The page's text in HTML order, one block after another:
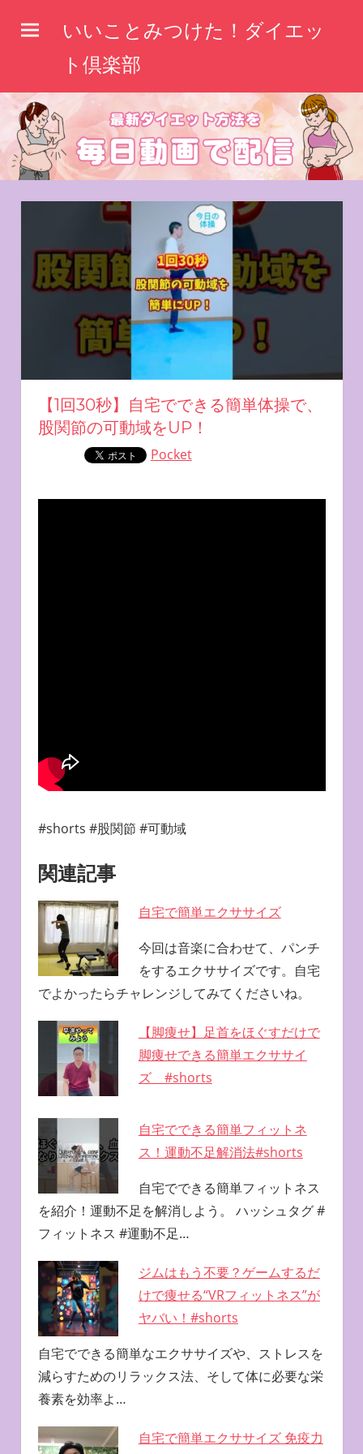
ス
キ
いいことみつけた！ダイエッ
ト倶楽部
【1回30秒】自宅でできる簡単体操で、
股関節の可動域をUP！
Pocket
#shorts #股関節 #可動域
関連記事
自宅で簡単エクササイズ
今回は音楽に合わせて、パンチ
をするエクササイズです。自宅
でよかったらチャレンジしてみてくださいね。
【脚痩せ】足首をほぐすだけで
脚痩せできる簡単エクササイ
ズ #shorts
自宅でできる簡単フィットネ
ス！運動不足解消法#shorts
自宅でできる簡単フィットネス
を紹介！運動不足を解消しよう。 ハッシュタグ #
フィットネス #運動不足…
ジムはもう不要？ゲームするだ
けで痩せる“VRフィットネス”が
ヤバい！#shorts
自宅でできる簡単なエクササイズや、ストレスを
減らすためのリラックス法、そして体に必要な栄
養素を効率よ…
自宅で簡単エクササイズ 免疫力